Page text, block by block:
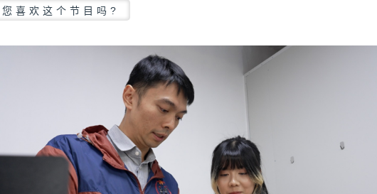
您喜欢这个节目吗?